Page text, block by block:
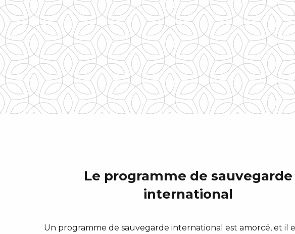
Le programme de sauvegarde
international
Un programme de sauvegarde international est amorcé, et il